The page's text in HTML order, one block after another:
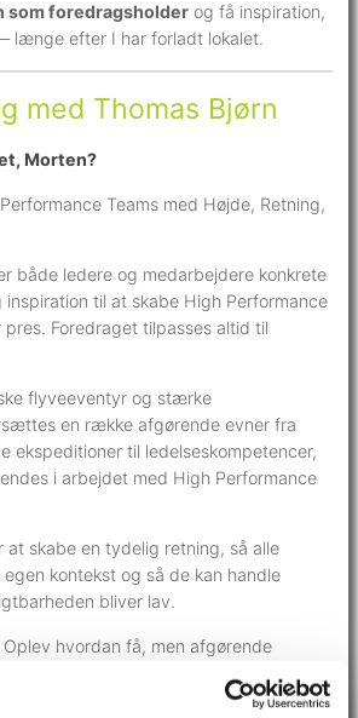
som foredragsholder og få inspiration,
længe efter I har forladt lokalet.
med Thomas Bjørn
Morten?
Teams med Højde, Retning,
både ledere og medarbejdere konkrete
inspiration til at skabe High Performance
pres. Foredraget tilpasses altid til
flyveeventyr og stærke
en række afgørende evner fra
ekspeditioner til ledelseskompetencer,
i arbejdet med High Performance
at skabe en tydelig retning, så alle
kontekst og så de kan handle
bliver lav.
hvordan få, men afgørende
og fodrer High Performance